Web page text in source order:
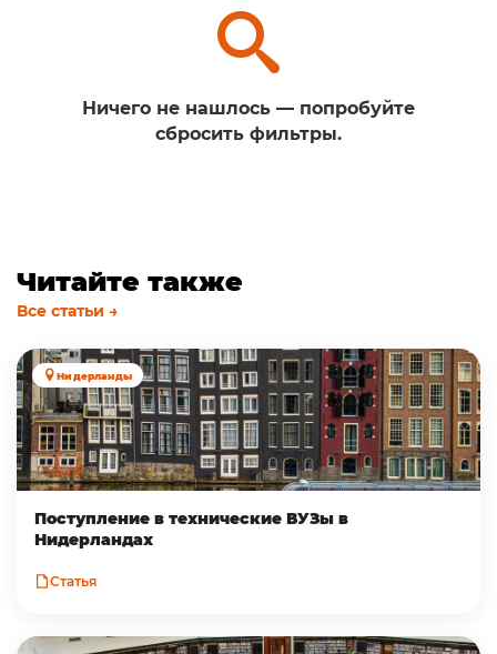
Ничего не нашлось — попробуйте
сбросить фильтры.
Читайте также
Все статьи →
Нидерланды
Поступление в технические ВУЗы в
Нидерландах
Статья